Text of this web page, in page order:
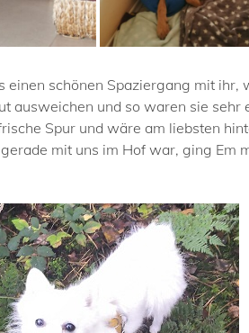
einen schönen Spaziergang mit
ausweichen und so waren sie
Spur und wäre am liebsten
mit uns im Hof war, ging